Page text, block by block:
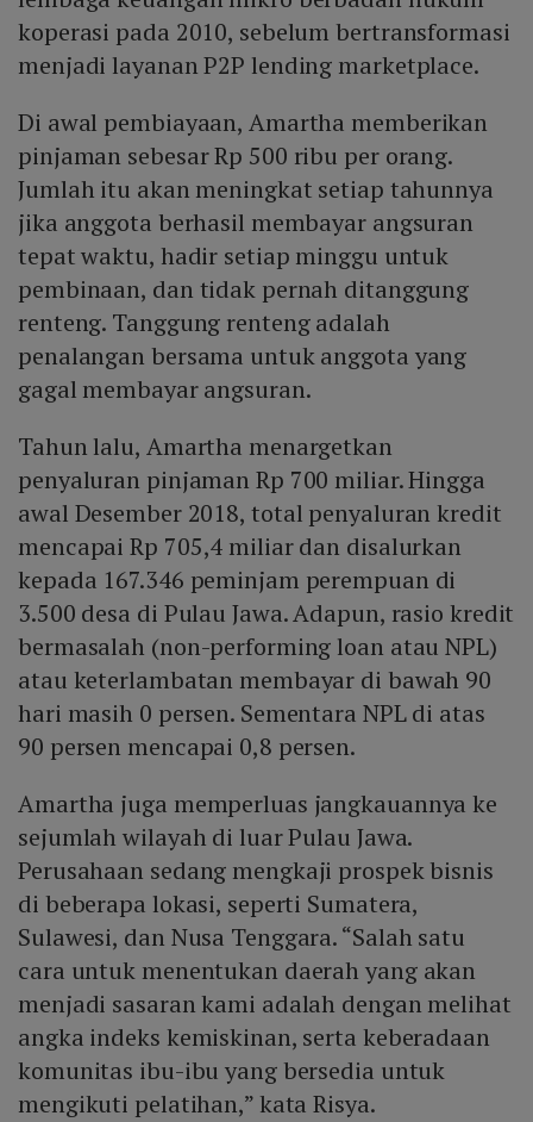
koperasi pada 2010, sebelum bertransformasi
menjadi layanan P2P lending marketplace.
Di awal pembiayaan, Amartha memberikan
pinjaman sebesar Rp 500 ribu per orang.
Jumlah itu akan meningkat setiap tahunnya
jika anggota berhasil membayar angsuran
tepat waktu, hadir setiap minggu untuk
pembinaan, dan tidak pernah ditanggung
renteng. Tanggung renteng adalah
penalangan bersama untuk anggota yang
gagal membayar angsuran.
Tahun lalu, Amartha menargetkan
penyaluran pinjaman Rp 700 miliar. Hingga
awal Desember 2018, total penyaluran kredit
mencapai Rp 705,4 miliar dan disalurkan
kepada 167.346 peminjam perempuan di
3.500 desa di Pulau Jawa. Adapun, rasio kredit
bermasalah (non-performing loan atau NPL)
atau keterlambatan membayar di bawah 90
hari masih 0 persen. Sementara NPL di atas
90 persen mencapai 0,8 persen.
Amartha juga memperluas jangkauannya ke
sejumlah wilayah di luar Pulau Jawa.
Perusahaan sedang mengkaji prospek bisnis
di beberapa lokasi, seperti Sumatera,
Sulawesi, dan Nusa Tenggara. “Salah satu
cara untuk menentukan daerah yang akan
menjadi sasaran kami adalah dengan melihat
angka indeks kemiskinan, serta keberadaan
komunitas ibu-ibu yang bersedia untuk
mengikuti pelatihan,” kata Risya.